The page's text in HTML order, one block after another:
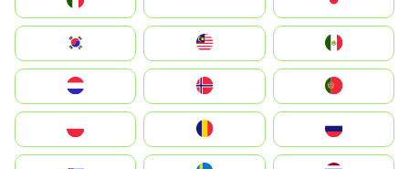
South Korea